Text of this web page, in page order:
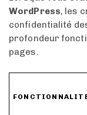
WordPress, les
confidentialité
profondeur
pages.